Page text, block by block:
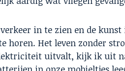
in te zien en de
horen. Het leven zonder
uitvalt, kijk ik uit